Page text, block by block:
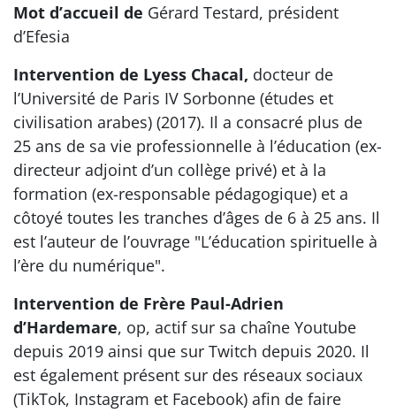
Mot d’accueil de Gérard Testard, président
d’Efesia
Intervention de Lyess Chacal, docteur de
l’Université de Paris IV Sorbonne (études et
civilisation arabes) (2017). Il a consacré plus de
25 ans de sa vie professionnelle à l’éducation (ex-
directeur adjoint d’un collège privé) et à la
formation (ex-responsable pédagogique) et a
côtoyé toutes les tranches d’âges de 6 à 25 ans. Il
est l’auteur de l’ouvrage "L’éducation spirituelle à
l’ère du numérique".
Intervention de Frère Paul-Adrien
d’Hardemare, op, actif sur sa chaîne Youtube
depuis 2019 ainsi que sur Twitch depuis 2020. Il
est également présent sur des réseaux sociaux
(TikTok, Instagram et Facebook) afin de faire